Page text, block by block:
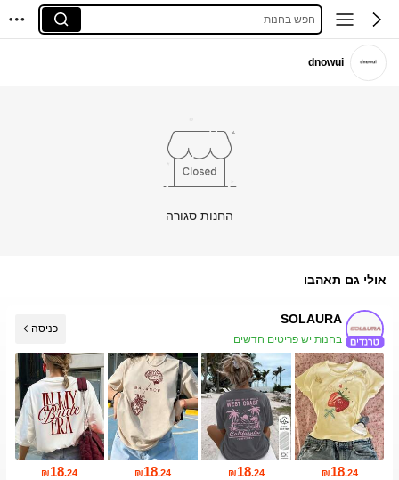
חפש בחנות
dnowui
החנות סגורה
אולי גם תאהבו
SOLAURA
בחנות יש פריטים חדשים
כניסה
₪18.24
₪18.24
₪18.24
₪18.24